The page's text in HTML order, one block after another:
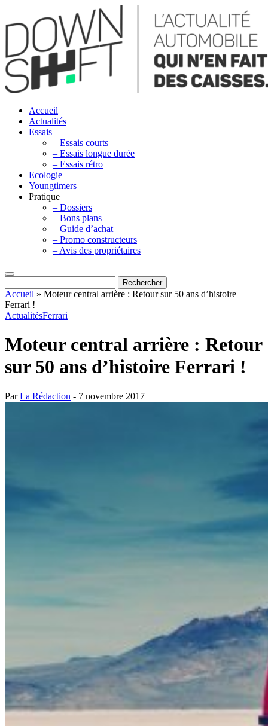
Accueil
Actualités
Essais
– Essais courts
– Essais longue durée
– Essais rétro
Ecologie
Youngtimers
Pratique
– Dossiers
– Bons plans
– Guide d’achat
– Promo constructeurs
– Avis des propriétaires
Accueil » Moteur central arrière : Retour sur 50 ans d’histoire
Ferrari !
ActualitésFerrari
Moteur central arrière : Retour
sur 50 ans d’histoire Ferrari !
ParLa Rédaction - 7 novembre 2017